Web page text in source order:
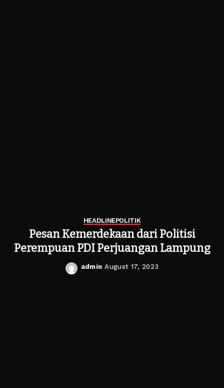
HEADLINEPOLITIK
Pesan Kemerdekaan dari Politisi
Perempuan PDI Perjuangan Lampung
Posted
admin August 17, 2023